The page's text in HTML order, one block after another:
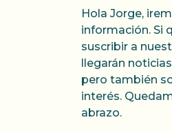
Hola Jorge,
información. Si
suscribir a
llegarán
pero también
interés.
abrazo.